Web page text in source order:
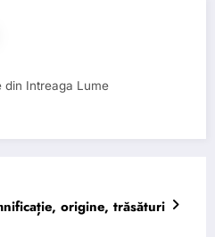
din Intreaga Lume
origine, trăsături